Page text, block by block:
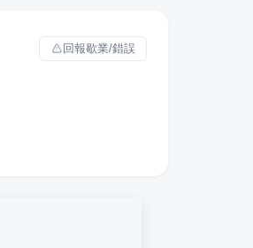
回報歇業/錯誤